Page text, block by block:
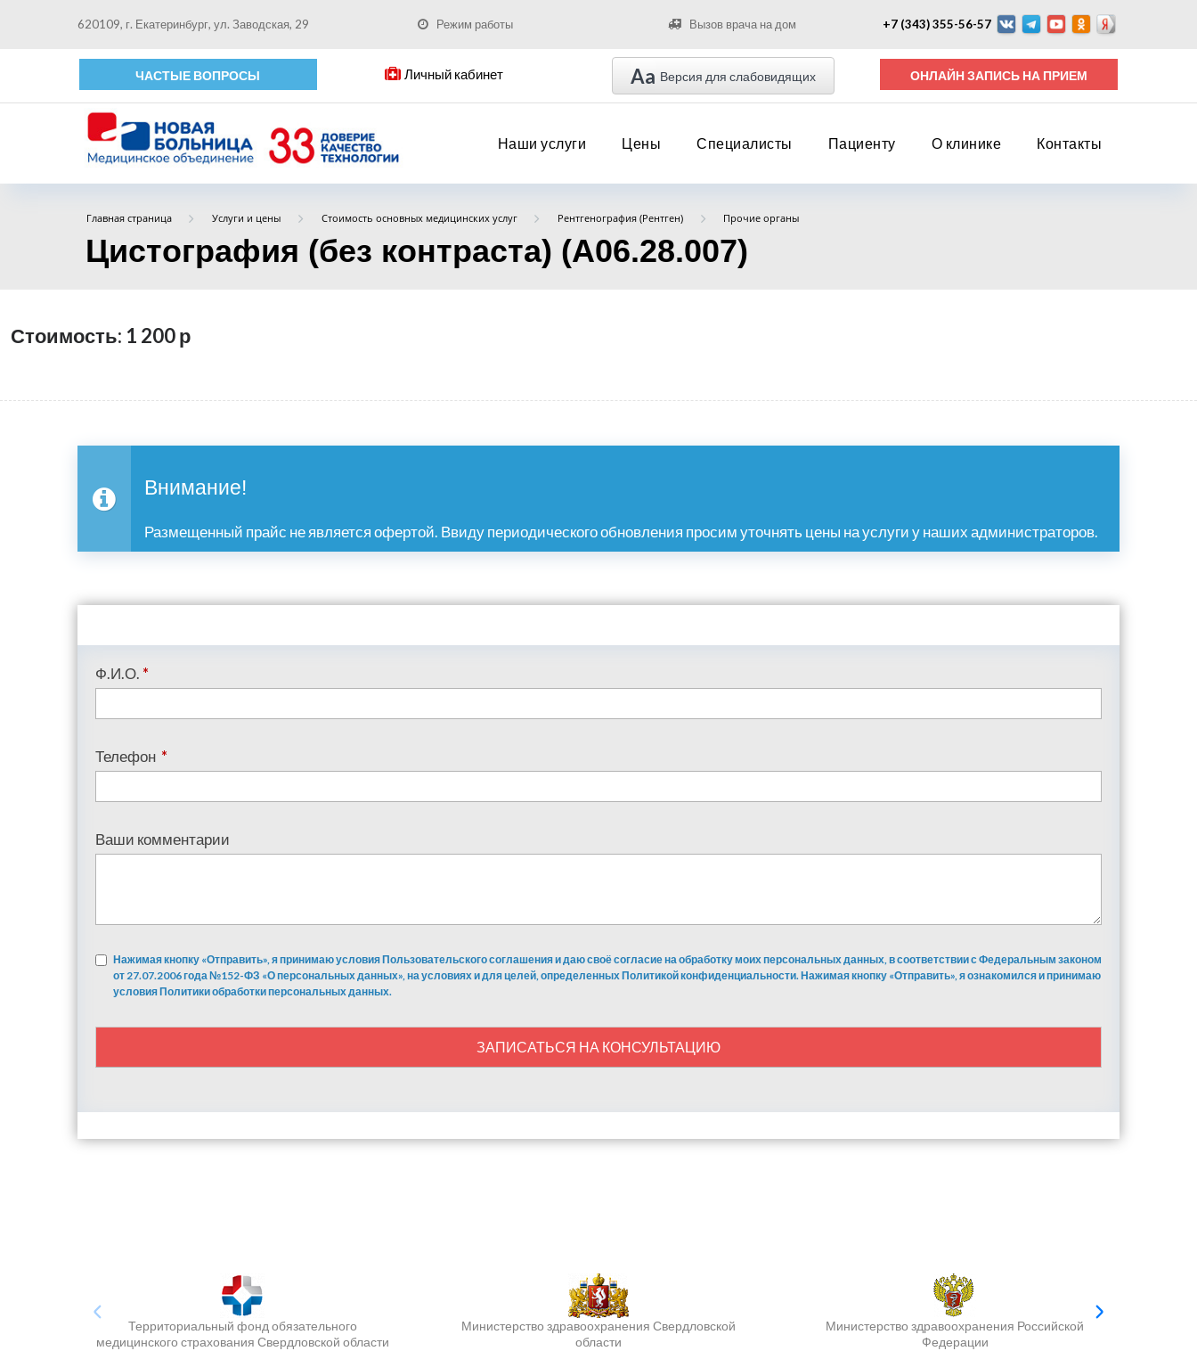
620109, г. Екатеринбург, ул. Заводская, 29 Режим работы Вызов врача на дом +7 (343) 355-56-57
ЧАСТЫЕ ВОПРОСЫ Личный кабинет Aa Версия для слабовидящих ОНЛАЙН ЗАПИСЬ НА ПРИЕМ
Наши услуги Цены Специалисты Пациенту О клинике Контакты
Главная страница Услуги и цены Стоимость основных медицинских услуг Рентгенография (Рентген) Прочие органы
Цистография (без контраста) (А06.28.007)
Стоимость: 1 200р
Внимание!
Размещенный прайс не является офертой. Ввиду периодического обновления просим уточнять цены на услуги у наших администраторов.
Ф.И.О. *
Телефон *
Ваши комментарии
Нажимая кнопку «Отправить», я принимаю условия Пользовательского соглашения и даю своё согласие на обработку моих персональных данных, в соответствии с Федеральным законом
от 27.07.2006 года №152-ФЗ «О персональных данных», на условиях и для целей, определенных Политикой конфиденциальности. Нажимая кнопку «Отправить», я ознакомился и принимаю
условия Политики обработки персональных данных.
ЗАПИСАТЬСЯ НА КОНСУЛЬТАЦИЮ
Территориальный фонд обязательного
медицинского страхования Свердловской области
Министерство здравоохранения Свердловской
области
Министерство здравоохранения Российской
Федерации